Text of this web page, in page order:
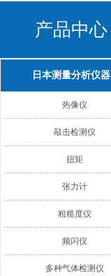
产品中心
日本测量分析仪器
热像仪
敲击检测仪
扭矩
张力计
粗糙度仪
频闪仪
多种气体检测仪